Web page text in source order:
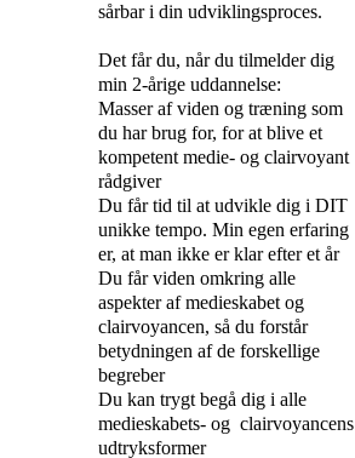
sårbar i din udviklingsproces.
Det får du, når du tilmelder dig
min 2-årige uddannelse:
Masser af viden og træning som
du har brug for, for at blive et
kompetent medie- og clairvoyant
rådgiver
Du får tid til at udvikle dig i DIT
unikke tempo. Min egen erfaring
er, at man ikke er klar efter et år
Du får viden omkring alle
aspekter af medieskabet og
clairvoyancen, så du forstår
betydningen af de forskellige
begreber
Du kan trygt begå dig i alle
medieskabets- og clairvoyancens
udtryksformer